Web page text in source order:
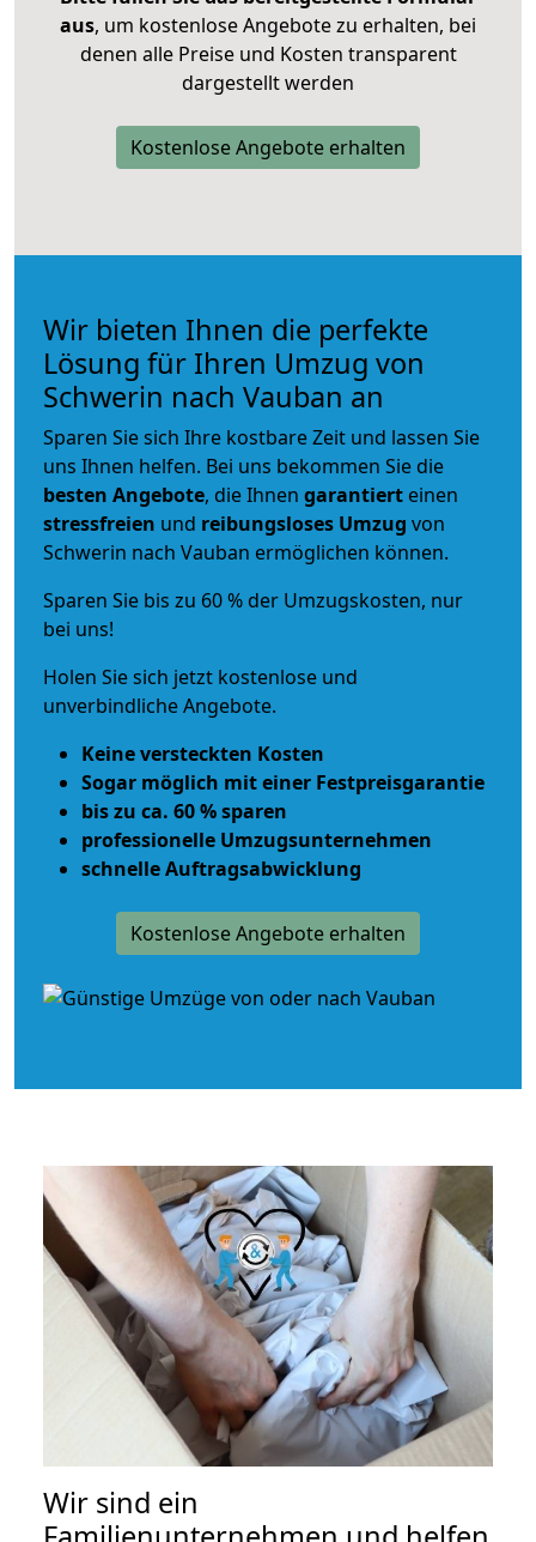
aus, um kostenlose Angebote zu erhalten, bei
denen alle Preise und Kosten transparent
dargestellt werden
Kostenlose Angebote erhalten
Wir bieten Ihnen die perfekte
Lösung für Ihren Umzug von
Schwerin nach Vauban an
Sparen Sie sich Ihre kostbare Zeit und lassen Sie
uns Ihnen helfen. Bei uns bekommen Sie die
besten Angebote, die Ihnen garantiert einen
stressfreien und reibungsloses Umzug von
Schwerin nach Vauban ermöglichen können.
Sparen Sie bis zu 60 % der Umzugskosten, nur
bei uns!
Holen Sie sich jetzt kostenlose und
unverbindliche Angebote.
Keine versteckten Kosten
Sogar möglich mit einer Festpreisgarantie
bis zu ca. 60 % sparen
professionelle Umzugsunternehmen
schnelle Auftragsabwicklung
Kostenlose Angebote erhalten
Wir sind ein